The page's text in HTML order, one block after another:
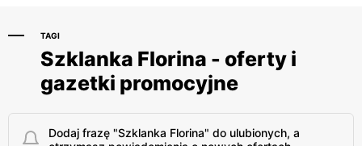
TAGI
Szklanka Florina - oferty i
gazetki promocyjne
Dodaj frazę "Szklanka Florina" do ulubionych, a